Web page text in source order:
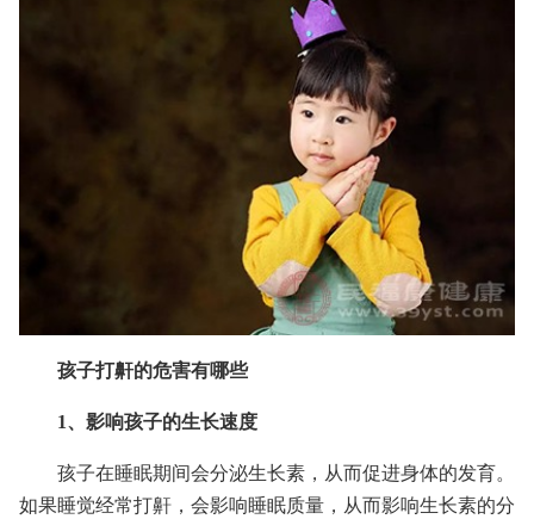
孩子打鼾的危害有哪些
1、影响孩子的生长速度
孩子在睡眠期间会分泌生长素，从而促进身体的发育。
如果睡觉经常打鼾，会影响睡眠质量，从而影响生长素的分